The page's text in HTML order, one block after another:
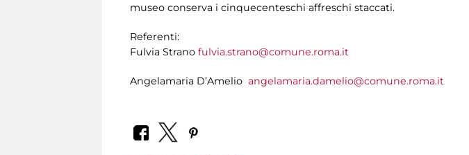
museo conserva i cinquecenteschi affreschi staccati.
Referenti:
Fulvia Strano fulvia.strano@comune.roma.it
Angelamaria D’Amelio angelamaria.damelio@comune.roma.it